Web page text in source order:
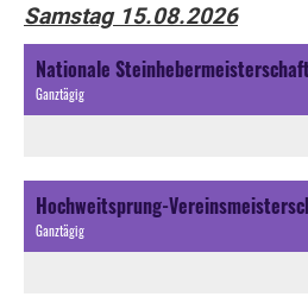
Samstag 15.08.2026
Nationale
Ganztägig
Hochweitsprung-
Ganztägig